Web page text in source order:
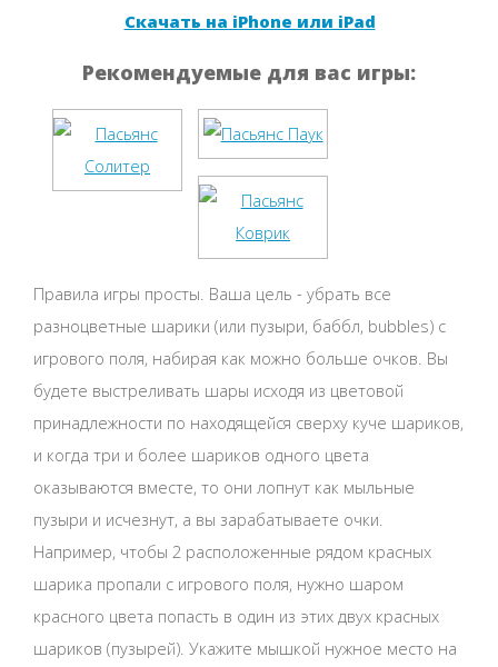
Скачать на iPhone или iPad
Рекомендуемые для вас игры:
Правила игры просты. Ваша цель - убрать все
разноцветные шарики (или пузыри, баббл, bubbles) с
игрового поля, набирая как можно больше очков. Вы
будете выстреливать шары исходя из цветовой
принадлежности по находящейся сверху куче шариков,
и когда три и более шариков одного цвета
оказываются вместе, то они лопнут как мыльные
пузыри и исчезнут, а вы зарабатываете очки.
Например, чтобы 2 расположенные рядом красных
шарика пропали с игрового поля, нужно шаром
красного цвета попасть в один из этих двух красных
шариков (пузырей). Укажите мышкой нужное место на